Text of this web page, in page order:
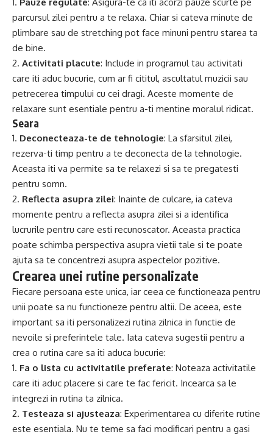
parcursul zilei pentru a te relaxa. Chiar si cateva minute de
plimbare sau de stretching pot face minuni pentru starea ta
de bine.
2. Activitati placute: Include in programul tau activitati
care iti aduc bucurie, cum ar fi cititul, ascultatul muzicii sau
petrecerea timpului cu cei dragi. Aceste momente de
relaxare sunt esentiale pentru a-ti mentine moralul ridicat.
Seara
1. Deconecteaza-te de tehnologie: La sfarsitul zilei,
rezerva-ti timp pentru a te deconecta de la tehnologie.
Aceasta iti va permite sa te relaxezi si sa te pregatesti
pentru somn.
2. Reflecta asupra zilei: Inainte de culcare, ia cateva
momente pentru a reflecta asupra zilei si a identifica
lucrurile pentru care esti recunoscator. Aceasta practica
poate schimba perspectiva asupra vietii tale si te poate
ajuta sa te concentrezi asupra aspectelor pozitive.
Crearea unei rutine personalizate
Fiecare persoana este unica, iar ceea ce functioneaza pentru
unii poate sa nu functioneze pentru altii. De aceea, este
important sa iti personalizezi rutina zilnica in functie de
nevoile si preferintele tale. Iata cateva sugestii pentru a
crea o rutina care sa iti aduca bucurie:
1. Fa o lista cu activitatile preferate: Noteaza activitatile
care iti aduc placere si care te fac fericit. Incearca sa le
integrezi in rutina ta zilnica.
2. Testeaza si ajusteaza: Experimentarea cu diferite rutine
este esentiala. Nu te teme sa faci modificari pentru a gasi